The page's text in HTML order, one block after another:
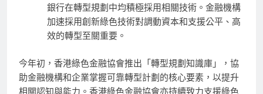
銀行在轉型規劃中均積極採用相關技術。金融機構
加速採用創新綠色技術對調動資本和支援公平、高
效的轉型至關重要。
今年初，香港綠色金融協會推出「轉型規劃知識庫」，協
助金融機構和企業掌握可靠轉型計劃的核心要素，以提升
相關認知與能力。香港綠色金融協會亦持續致力支援綠色